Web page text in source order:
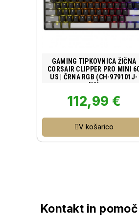
Poglej izdelek
GAMING TIPKOVNICA ŽIČNA
CORSAIR CLIPPER PRO MINI
US | ČRNA RGB (CH-979101J-
NA)
112,99 €
V košarico
Kontakt in pomoč